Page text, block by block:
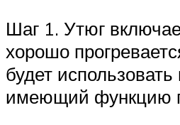
Шаг 1. Утюг
хорошо
будет
имеющий функцию